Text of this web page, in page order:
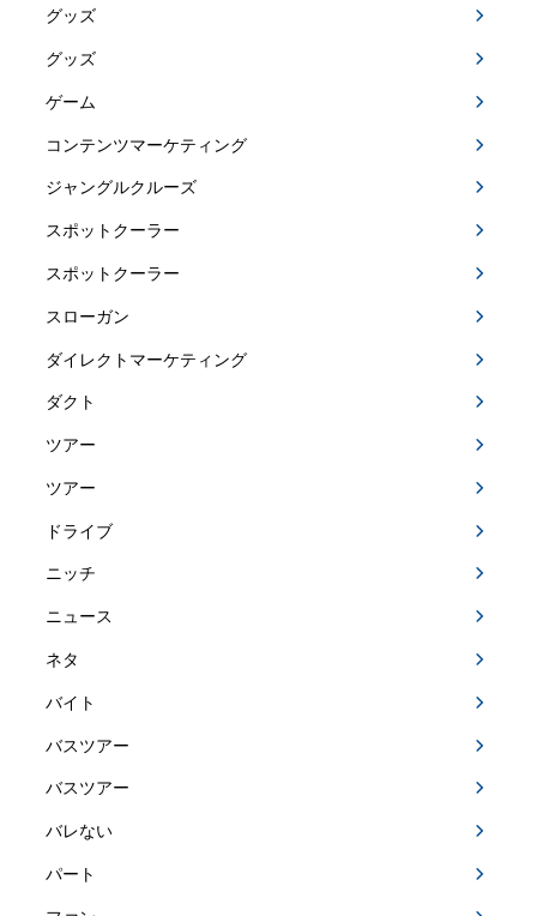
グッズ
グッズ
ゲーム
コンテンツマーケティング
ジャングルクルーズ
スポットクーラー
スポットクーラー
スローガン
ダイレクトマーケティング
ダクト
ツアー
ツアー
ドライブ
ニッチ
ニュース
ネタ
バイト
バスツアー
バスツアー
バレない
パート